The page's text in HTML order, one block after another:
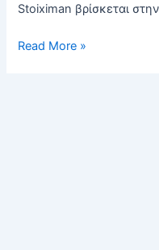
Stoiximan βρίσκεται
Read More »